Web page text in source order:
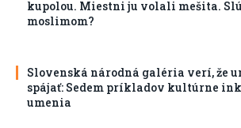
kupolou. Miestni ju volali mešita.
moslimom?
Slovenská národná galéria verí, že
spájať: Sedem príkladov kultúrne
umenia